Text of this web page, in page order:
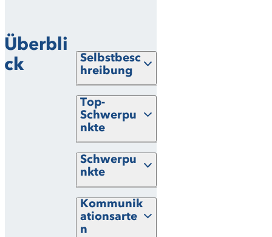
Überbli
ck
Selbstbesc
hreibung
Top-
Schwerpu
nkte
Schwerpu
nkte
Kommunik
ationsarte
n